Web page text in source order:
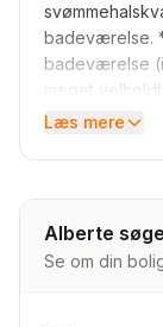
badeværelse.
badeværelse
meget
samt flere
💸 Månedlig
* Større
* Gerne på
områder – så
Læs mere
Alberte
Se om din